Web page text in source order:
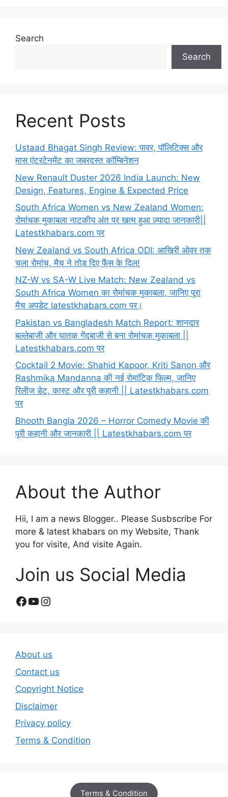
Search
Search
Recent Posts
Ustaad Bhagat Singh Review: पावर, पॉलिटिक्स और
मास एंटरटेनमेंट का जबरदस्त कॉम्बिनेशन
New Renault Duster 2026 India Launch: New
Design, Features, Engine & Expected Price
South Africa Women vs New Zealand Women:
रोमांचक मुकाबला नाटकीय अंत पर खत्म हुआ ज़्यादा जानकारी||
Latestkhabars.com पर
New Zealand vs South Africa ODI: आखिरी ओवर तक
चला रोमांच, मैच ने तोड़ दिए फैंस के दिल!
NZ-W vs SA-W Live Match: New Zealand vs
South Africa Women का रोमांचक मुकाबला, जानिए पूरा
मैच अपडेट latestkhabars.com पर।
Pakistan vs Bangladesh Match Report: शानदार
बल्लेबाजी और घातक गेंदबाजी से बना रोमांचक मुकाबला ||
Latestkhabars.com पर
Cocktail 2 Movie: Shahid Kapoor, Kriti Sanon और
Rashmika Mandanna की नई रोमांटिक फिल्म, जानिए
रिलीज डेट, कास्ट और पूरी कहानी || Latestkhabars.com
पर
Bhooth Bangla 2026 – Horror Comedy Movie की
पूरी कहानी और जानकारी || Latestkhabars.com पर
About the Author
Hii, I am a news Blogger.. Please Susbscribe For
more & latest khabars on my Website, Thank
you for visite, And visite Again.
Join us Social Media
Facebook
YouTube
Instagram
About us
Contact us
Copyright Notice
Disclaimer
Privacy policy
Terms & Condition
Terms & Condition